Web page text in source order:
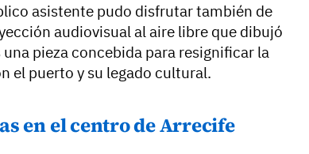
asistente pudo disfrutar también de
audiovisual al aire libre que dibujó
una pieza concebida para resignificar la
el puerto y su legado cultural.
en el centro de Arrecife